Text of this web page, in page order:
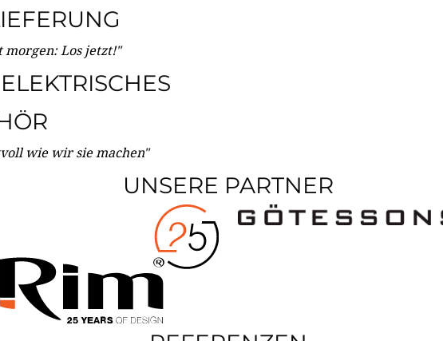
morgen: Los jetzt!"
wie wir sie machen"
UNSERE PARTNER